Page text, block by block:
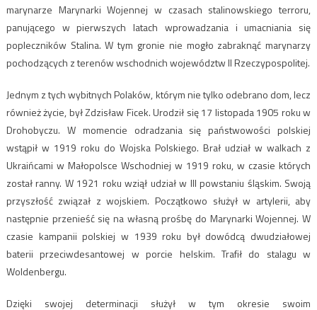
marynarze Marynarki Wojennej w czasach stalinowskiego terroru,
panującego w pierwszych latach wprowadzania i umacniania się
popleczników Stalina. W tym gronie nie mogło zabraknąć marynarzy
pochodzących z terenów wschodnich województw II Rzeczypospolitej.
Jednym z tych wybitnych Polaków, którym nie tylko odebrano dom, lecz
również życie, był Zdzisław Ficek. Urodził się 17 listopada 1905 roku w
Drohobyczu. W momencie odradzania się państwowości polskiej
wstąpił w 1919 roku do Wojska Polskiego. Brał udział w walkach z
Ukraińcami w Małopolsce Wschodniej w 1919 roku, w czasie których
został ranny. W 1921 roku wziął udział w III powstaniu śląskim. Swoją
przyszłość związał z wojskiem. Początkowo służył w artylerii, aby
następnie przenieść się na własną prośbę do Marynarki Wojennej. W
czasie kampanii polskiej w 1939 roku był dowódcą dwudziałowej
baterii przeciwdesantowej w porcie helskim. Trafił do stalagu w
Woldenbergu.
Dzięki swojej determinacji służył w tym okresie swoim